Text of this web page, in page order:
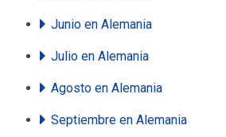
Junio en Alemania
Julio en Alemania
Agosto en Alemania
Septiembre en Alemania